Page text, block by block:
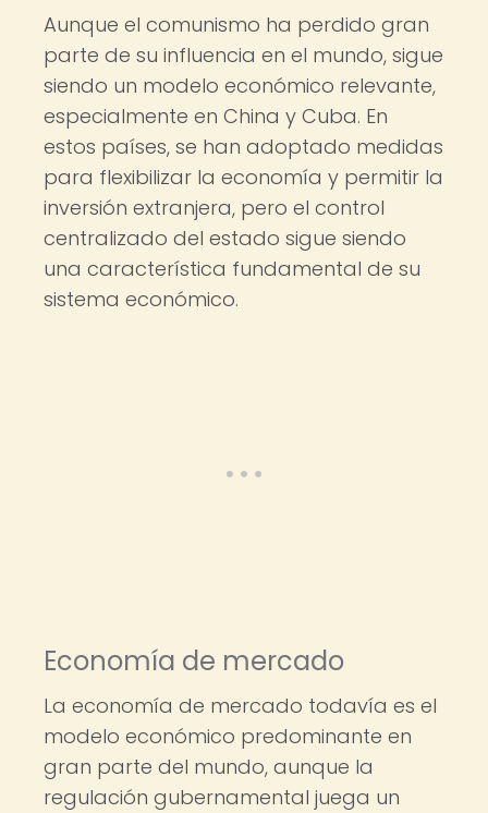
Aunque el comunismo ha perdido gran
parte de su influencia en el mundo, sigue
siendo un modelo económico relevante,
especialmente en China y Cuba. En
estos países, se han adoptado medidas
para flexibilizar la economía y permitir la
inversión extranjera, pero el control
centralizado del estado sigue siendo
una característica fundamental de su
sistema económico.
Economía de mercado
La economía de mercado todavía es el
modelo económico predominante en
gran parte del mundo, aunque la
regulación gubernamental juega un